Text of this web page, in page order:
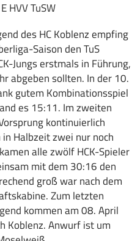
des HC Koblenz empfing
Saison den TuS
Jungs erstmals in Führung,
abgeben sollten. In der 10.
gutem Kombinationsspiel
es 15:11. Im zweiten
kontinuierlich
Halbzeit zwei nur noch
alle zwölf HCK-Spieler
mit dem 30:16 den
groß war nach dem
Zum letzten
kommen am 08. April
Koblenz. Anwurf ist um